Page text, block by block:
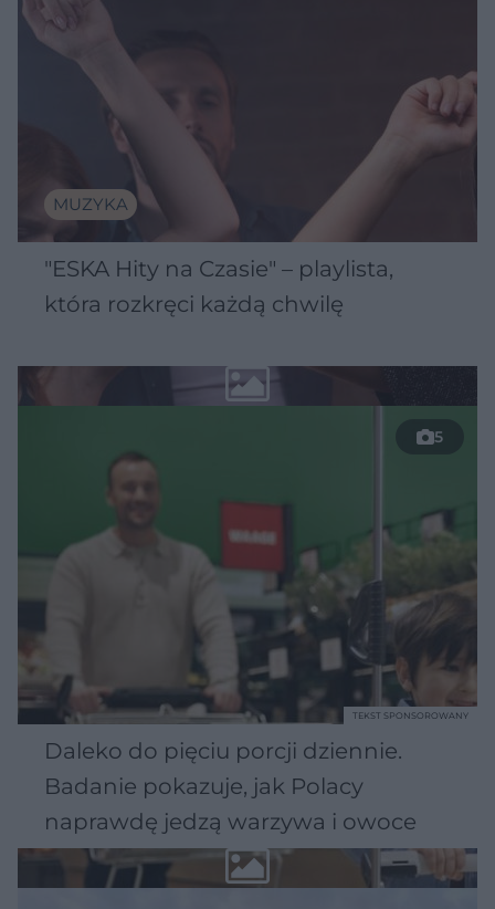
MUZYKA
"ESKA Hity na Czasie" – playlista,
która rozkręci każdą chwilę
5
Daleko do pięciu porcji dziennie.
Badanie pokazuje, jak Polacy
naprawdę jedzą warzywa i owoce
TEKST SPONSOROWANY